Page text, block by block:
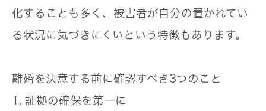
化することも多く、被害者が自分の置かれてい
る状況に気づきにくいという特徴もあります。
離婚を決意する前に確認すべき3つのこと
1. 証拠の確保を第一に